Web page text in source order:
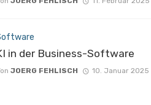
in der Business-Software
JOERG FEHLISCH 10. Januar 2025